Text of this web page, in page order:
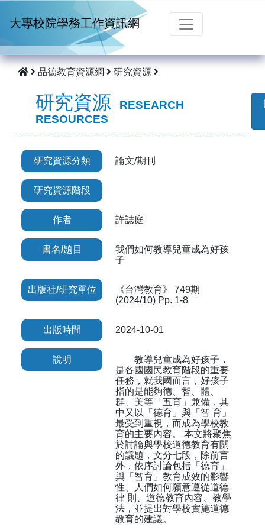
大專校院學務工作資訊網
品德教育資源網 研究資源
研究資源
RESEARCH
RESOURCES
研究資源分類 論文/期刊
研究資源階段
作者 許誌庭
書名/題目
我們如何教導兒童成為好孩
子
出版社/研究單位
《台灣教育》 749期
(2024/10) Pp. 1-8
出版時間 2024-10-01
說明
教導兒童成為好孩子，
是各國國民教育階段的重要
任務，就我國而言，好孩子
指的是能夠德、智、體、
群、美等「五育」兼備，其
中又以「德育」與「智 育」
最受到重視，而成為學校教
育的主要內容。 本文將聚焦
於討論與學校道德教育有關
的議題，文分七段，除前言
外，依序討論包括「德育」
與「智育」教育成效的影響
性、人們如何願意遵從道德
律 則、道德教育內容、教學
法，並提出對學校實施道德
教育的建議。